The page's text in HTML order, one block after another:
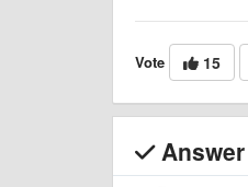
Vote 15
Answer